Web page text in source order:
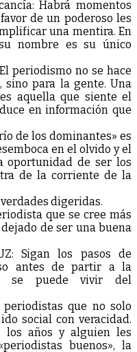
Habrá momentos
de un poderoso les
una mentira. En
nombre es su único
periodismo no se hace
sino para la gente. Una
aquella que siente el
en información que
de los dominantes» es
en el olvido y el
oportunidad de ser los
de la corriente de la
verdades digeridas.
que se cree más
de ser una buena
Sigan los pasos de
antes de partir a la
se puede vivir del
periodistas que no solo
social con veracidad.
los años y alguien les
buenos», la